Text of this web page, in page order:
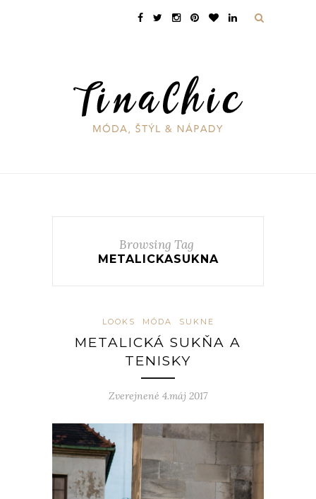
Browsing Tag
METALICKASUKNA
LOOKS MÓDA SUKNE
METALICKÁ SUKŇA A
TENISKY
Zverejnené 4.máj 2017